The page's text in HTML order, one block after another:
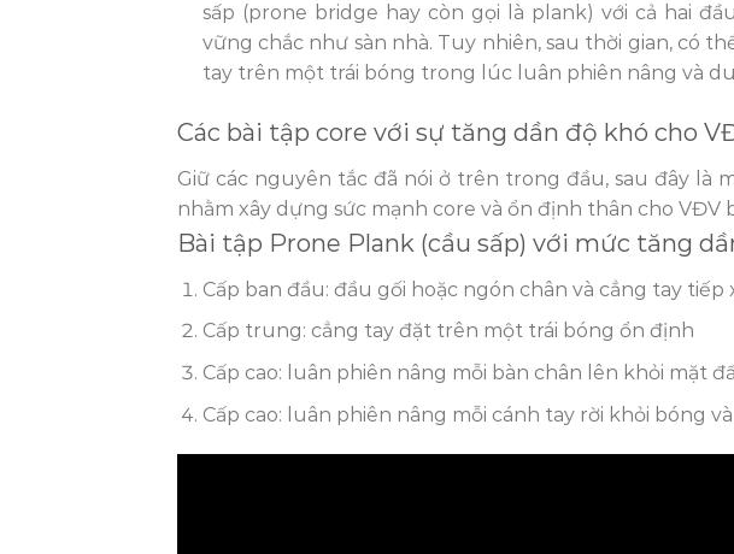
sấp (prone bridge hay còn gọi là plank) với cả hai
vững chắc như sàn nhà. Tuy nhiên, sau thời gian, có
tay trên một trái bóng trong lúc luân phiên nâng và
Các bài tập core với sự tăng dần độ khó cho
Giữ các nguyên tắc đã nói ở trên trong đầu, sau đây là
nhằm xây dựng sức mạnh core và ổn định thân cho VĐV
Bài tập Prone Plank (cầu sấp) với mức tăng
Cấp ban đầu: đầu gối hoặc ngón chân và cẳng tay tiếp
Cấp trung: cẳng tay đặt trên một trái bóng ổn định
Cấp cao: luân phiên nâng mỗi bàn chân lên khỏi mặt
Cấp cao: luân phiên nâng mỗi cánh tay rời khỏi bóng